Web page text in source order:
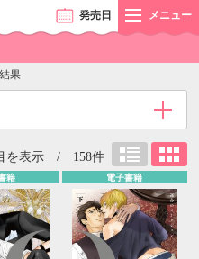
発売日 メニュー
果
を表示 / 158件
籍 電子書籍